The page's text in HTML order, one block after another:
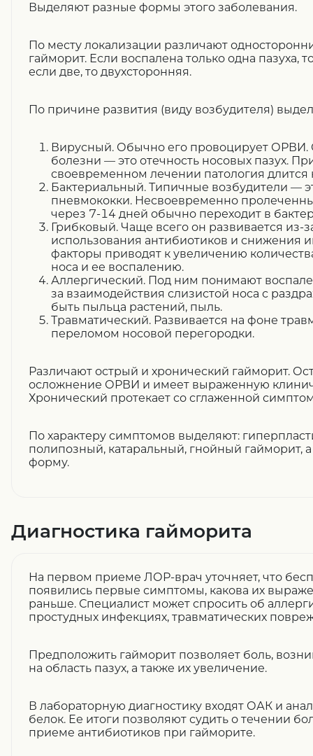
Выделяют разные формы этого заболевания.
По месту локализации различают
гайморит. Если воспалена только одна пазуха,
если две, то двухсторонняя.
По причине развития (виду возбудителя)
Вирусный. Обычно его провоцирует
болезни — это отечность носовых пазух.
своевременном лечении патология длится
Бактериальный. Типичные возбудители —
пневмококки. Несвоевременно
через 7-14 дней обычно переходит в
Грибковый. Чаще всего он развивается из-
использования антибиотиков и снижения
факторы приводят к увеличению
носа и ее воспалению.
Аллергический. Под ним понимают
за взаимодействия слизистой носа с
быть пыльца растений, пыль.
Травматический. Развивается на фоне
переломом носовой перегородки.
Различают острый и хронический гайморит.
осложнение ОРВИ и имеет выраженную
Хронический протекает со сглаженной
По характеру симптомов выделяют:
полипозный, катаральный, гнойный гайморит,
форму.
Диагностика гайморита
На первом приеме ЛОР-врач уточняет, что
появились первые симптомы, какова их
раньше. Специалист может спросить об
простудных инфекциях, травматических
Предположить гайморит позволяет боль,
на область пазух, а также их увеличение.
В лабораторную диагностику входят ОАК и
белок. Ее итоги позволяют судить о течении
приеме антибиотиков при гайморите.